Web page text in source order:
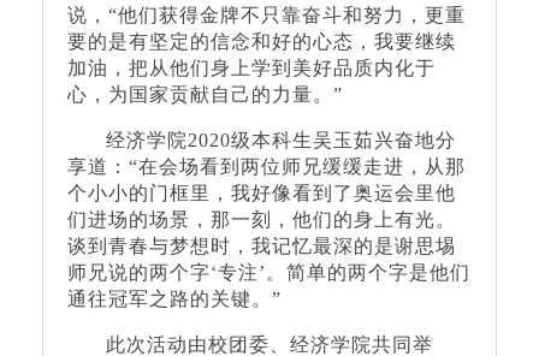
说，“他们获得金牌不只靠奋斗和努力，更重
要的是有坚定的信念和好的心态，我要继续
加油，把从他们身上学到美好品质内化于
心，为国家贡献自己的力量。”
经济学院2020级本科生吴玉茹兴奋地分
享道：“在会场看到两位师兄缓缓走进，从那
个小小的门框里，我好像看到了奥运会里他
们进场的场景，那一刻，他们的身上有光。
谈到青春与梦想时，我记忆最深的是谢思埸
师兄说的两个字‘专注’。简单的两个字是他们
通往冠军之路的关键。”
此次活动由校团委、经济学院共同举